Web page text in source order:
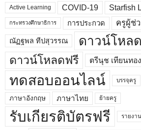
Active Learning COVID-19 Starfish
กระทรวงศึกษาธิการ การประกวด ครูผู้ช่
ณัฏฐพล ทีปสุวรรณ ดาวน์โหลด
ดาวน์โหลดฟรี ตรีนุช เทียนทอง
ทดสอบออนไลน์ บรรจุครู
ภาษาอังกฤษ ภาษาไทย ย้ายครู
รับเกียรติบัตรฟรี รายงาน